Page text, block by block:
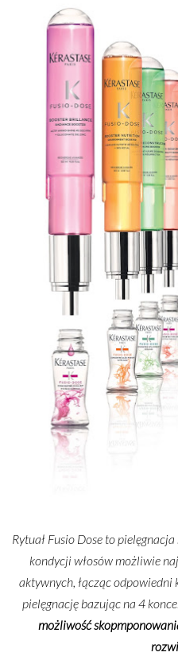
Rytuał Fusio Dose to
kondycji włosów możliwie
aktywnych, łącząc odpowiedni
pielęgnację bazując na 4
możliwość